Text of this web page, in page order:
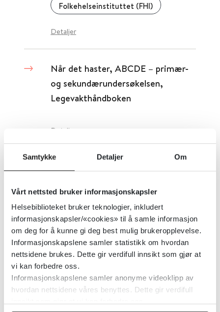
Samtykke Detaljer Om
Vårt nettsted bruker informasjonskapsler
Helsebiblioteket bruker teknologier, inkludert
informasjonskapsler/«cookies» til å samle informasjon
om deg for å kunne gi deg best mulig brukeropplevelse.
Informasjonskapslene samler statistikk om hvordan
nettsidene brukes. Dette gir verdifull innsikt som gjør at
vi kan forbedre oss.
Informasjonskapslene samler anonyme videoklipp av
hvordan nettsidene våres benyttes. Dette gir verdifull
Folkehelseinstituttet (FHI)
Detaljer
Når det haster, ABCDE – primær-
og sekundærundersøkelsen,
Legevakthåndboken
Detaljer
Når bør demensutredning utføres
Detaljer
Når barnet ditt har kraftig hoste
Folkehelseinstituttet (FHI)